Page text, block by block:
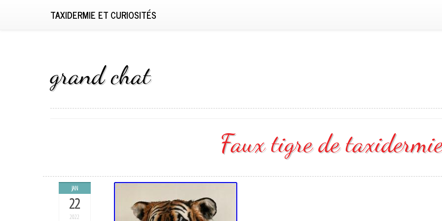
TAXIDERMIE ET CURIOSITÉS
grand chat
Faux tigre de
JAN
22
2022